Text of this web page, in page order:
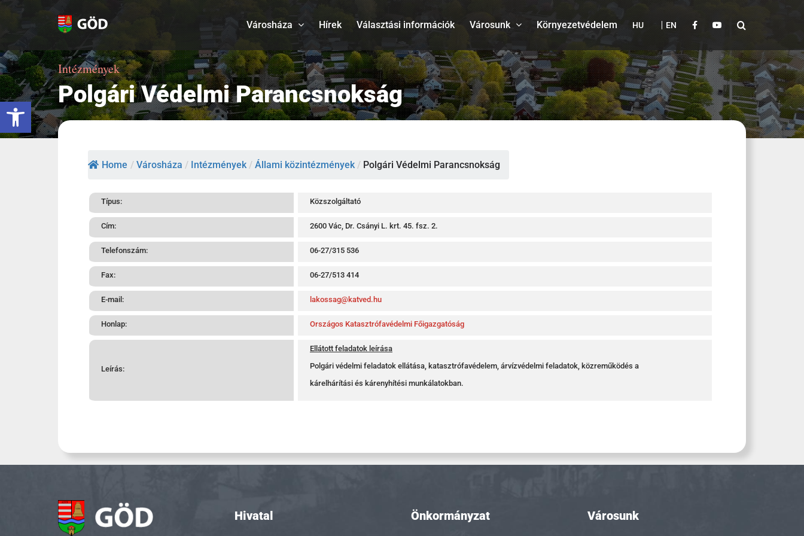
Eszköztár megnyitása
Kihagyás
Városháza Hírek Választási információk Városunk Környezetvédelem HU EN
Intézmények
Polgári Védelmi Parancsnokság
Home / Városháza / Intézmények / Állami közintézmények / Polgári Védelmi Parancsnokság
Típus: Közszolgáltató
Cím: 2600 Vác, Dr. Csányi L. krt. 45. fsz. 2.
Telefonszám: 06-27/315 536
Fax: 06-27/513 414
E-mail: lakossag@katved.hu
Honlap: Országos Katasztrófavédelmi Főigazgatóság
Leírás:
Ellátott feladatok leírása
Polgári védelmi feladatok ellátása, katasztrófavédelem, árvízvédelmi feladatok, közreműködés a
kárelhárítási és kárenyhítési munkálatokban.
Hivatal Önkormányzat Városunk